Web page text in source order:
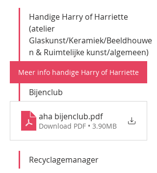
Handige Harry of Harriette
(atelier
Glaskunst/Keramiek/Beeldhouwe
n & Ruimtelijke kunst/algemeen)
Meer info handige Harry of Harriette
Bijenclub
aha bijenclub.pdf
Download PDF • 3.90MB
Recyclagemanager